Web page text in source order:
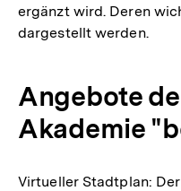
ergänzt wird. Deren
dargestellt werden.
Angebote
Akademie
Virtueller Stadtplan: